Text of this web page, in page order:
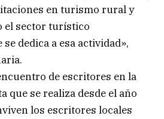
en turismo rural y
el sector turístico
dedica a esa actividad»,
de escritores en la
que se realiza desde el año
los escritores locales